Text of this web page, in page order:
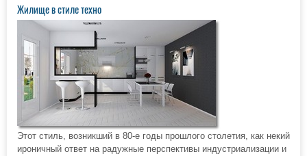
Жилище в стиле техно
Этот стиль, возникший в 80-е годы прошлого столетия, как некий
ироничный ответ на радужные перспективы индустриализации и